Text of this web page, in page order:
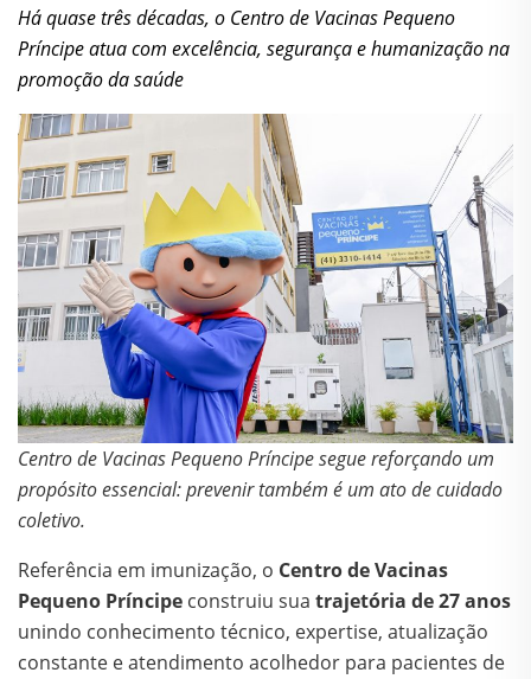
Há quase três décadas, o Centro de Vacinas Pequeno
Príncipe atua com excelência, segurança e humanização na
promoção da saúde
Centro de Vacinas Pequeno Príncipe segue reforçando um
propósito essencial: prevenir também é um ato de cuidado
coletivo.
Referência em imunização, o Centro de Vacinas
Pequeno Príncipe construiu sua trajetória de 27 anos
unindo conhecimento técnico, expertise, atualização
constante e atendimento acolhedor para pacientes de